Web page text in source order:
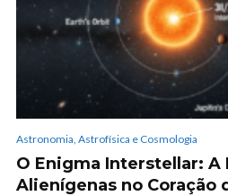
Astronomia, Astrofísica e Cosmologia
O Enigma Interstellar: A
Alienígenas no Coração